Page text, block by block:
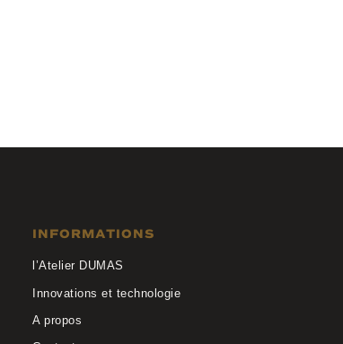
INFORMATIONS
l’Atelier DUMAS
Innovations et technologie
A propos